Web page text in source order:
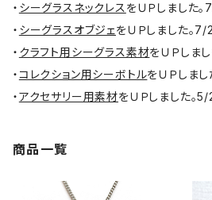
・ シーグラスネックレス をＵＰしました
・ シーグラスオブジェをＵＰしました。7/
・ クラフト用シーグラス素材をＵＰしま
・コレクション用シーボトルをＵＰしま
・アクセサリー用素材をＵＰしました。
商品一覧